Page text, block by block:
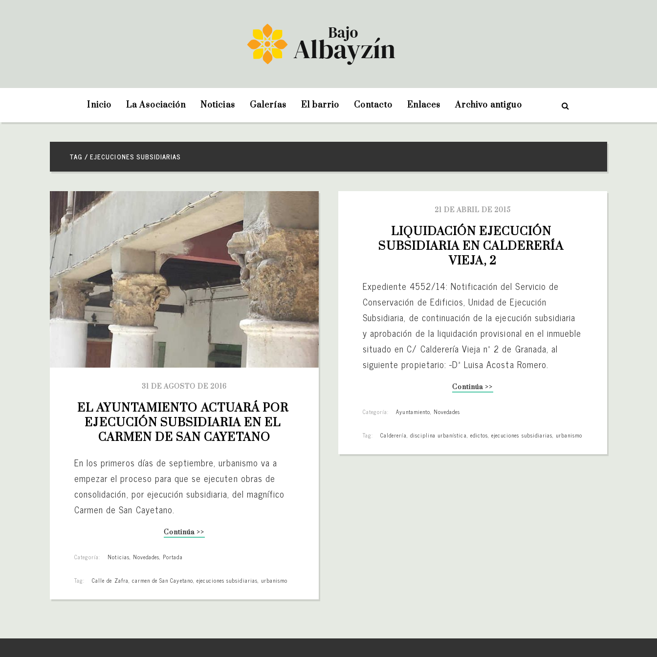
Inicio La Asociación Noticias Galerías El barrio Contacto Enlaces Archivo antiguo
TAG / EJECUCIONES SUBSIDIARIAS
31 DE AGOSTO DE 2016
EL AYUNTAMIENTO ACTUARÁ POR
EJECUCIÓN SUBSIDIARIA EN EL
CARMEN DE SAN CAYETANO
En los primeros días de septiembre, urbanismo va a
empezar el proceso para que se ejecuten obras de
consolidación, por ejecución subsidiaria, del magnífico
Carmen de San Cayetano.
Continúa >>
Categoría: Noticias, Novedades, Portada
Tag: Calle de Zafra, carmen de San Cayetano, ejecuciones subsidiarias, urbanismo
21 DE ABRIL DE 2015
LIQUIDACIÓN EJECUCIÓN
SUBSIDIARIA EN CALDERERÍA
VIEJA, 2
Expediente 4552/14: Notificación del Servicio de
Conservación de Edificios, Unidad de Ejecución
Subsidiaria, de continuación de la ejecución subsidiaria
y aprobación de la liquidación provisional en el inmueble
situado en C/ Calderería Vieja nº 2 de Granada, al
siguiente propietario: -Dª Luisa Acosta Romero.
Continúa >>
Categoría: Ayuntamiento, Novedades
Tag: Calderería, disciplina urbanística, edictos,ejecuciones subsidiarias, urbanismo